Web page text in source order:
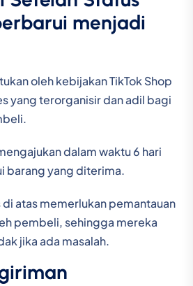
menjadi
oleh kebijakan TikTok Shop
yang terorganisir dan adil bagi
dalam waktu 6 hari
barang yang diterima.
atas memerlukan pemantauan
pembeli, sehingga mereka
jika ada masalah.